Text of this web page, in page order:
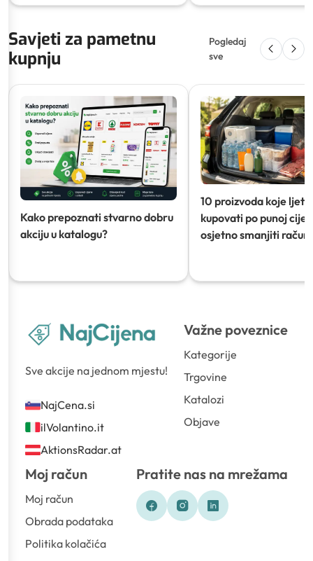
Savjeti za pametnu
kupnju
Pogledaj
sve
Kako prepoznati stvarno dobru
akciju u katalogu?
10 proizvoda koje ljeti
kupovati po punoj
osjetno smanjiti račun)
Sve akcije na jednom mjestu!
NajCena.si
ilVolantino.it
AktionsRadar.at
Važne poveznice
Kategorije
Trgovine
Katalozi
Objave
Moj račun
Moj račun
Obrada podataka
Politika kolačića
Pratite nas na mrežama